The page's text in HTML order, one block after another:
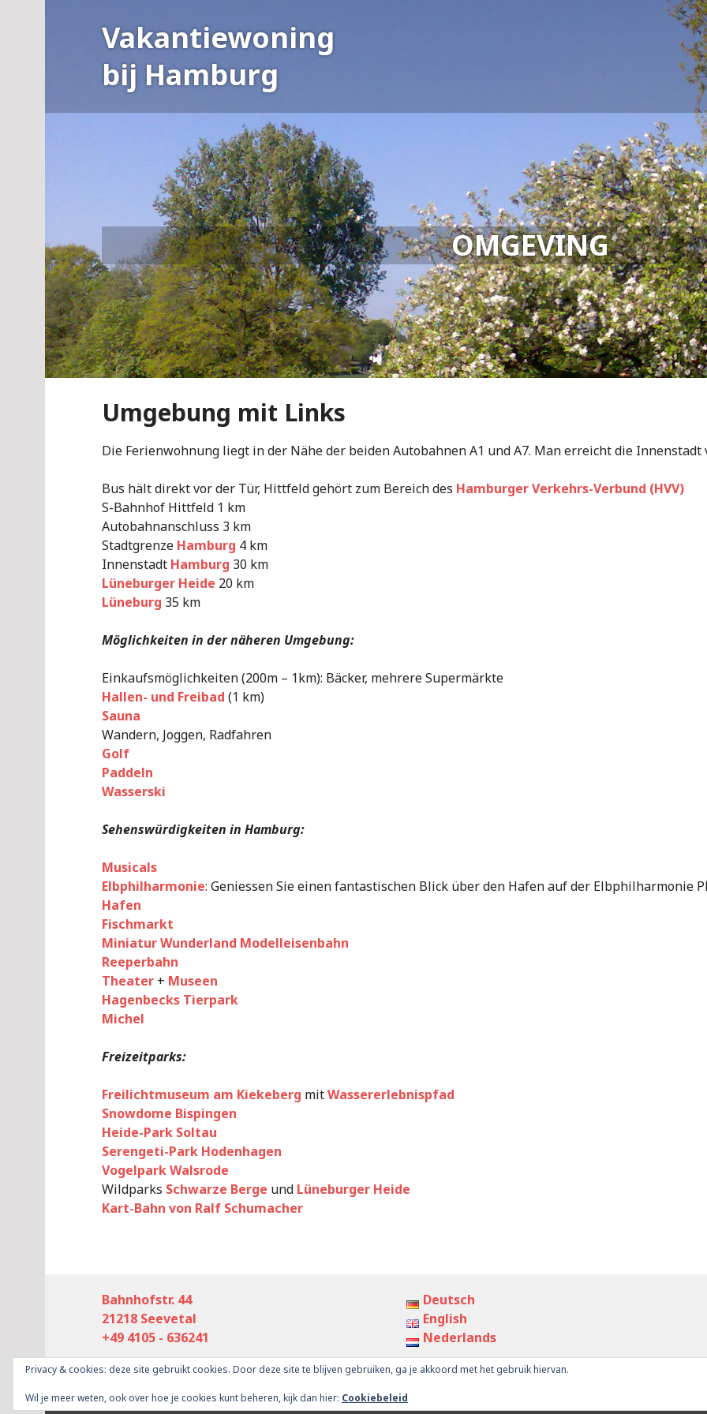
Vakantiewoning
bij Hamburg
OMGEVING
Umgebung mit Links
Die Ferienwohnung liegt in der Nähe der beiden Autobahnen A1 und A7. Man erreicht die Innenstadt
Bus hält direkt vor der Tür, Hittfeld gehört zum Bereich des Hamburger Verkehrs-Verbund (HVV)
S-Bahnhof Hittfeld 1 km
Autobahnanschluss 3 km
Stadtgrenze Hamburg 4 km
Innenstadt Hamburg 30 km
Lüneburger Heide 20 km
Lüneburg 35 km
Möglichkeiten in der näheren Umgebung:
Einkaufsmöglichkeiten (200m – 1km): Bäcker, mehrere Supermärkte
Hallen- und Freibad (1 km)
Sauna
Wandern, Joggen, Radfahren
Golf
Paddeln
Wasserski
Sehenswürdigkeiten in Hamburg:
Musicals
Elbphilharmonie: Geniessen Sie einen fantastischen Blick über den Hafen auf der Elbphilharmonie
Hafen
Fischmarkt
Miniatur Wunderland Modelleisenbahn
Reeperbahn
Theater + Museen
Hagenbecks Tierpark
Michel
Freizeitparks:
Freilichtmuseum am Kiekeberg mitWassererlebnispfad
Snowdome Bispingen
Heide-Park Soltau
Serengeti-Park Hodenhagen
Vogelpark Walsrode
Wildparks Schwarze Berge und Lüneburger Heide
Kart-Bahn von Ralf Schumacher
Bahnhofstr. 44
21218 Seevetal
+49 4105 - 636241
Deutsch
English
Nederlands
Proudly powered by WordPress |Theme: Goran byWordPress.com
Privacy & cookies: deze site gebruikt cookies. Door deze site te blijven gebruiken, ga je akkoord met het gebruik hiervan.
Wil je meer weten, ook over hoe je cookies kunt beheren, kijk dan hier: Cookiebeleid